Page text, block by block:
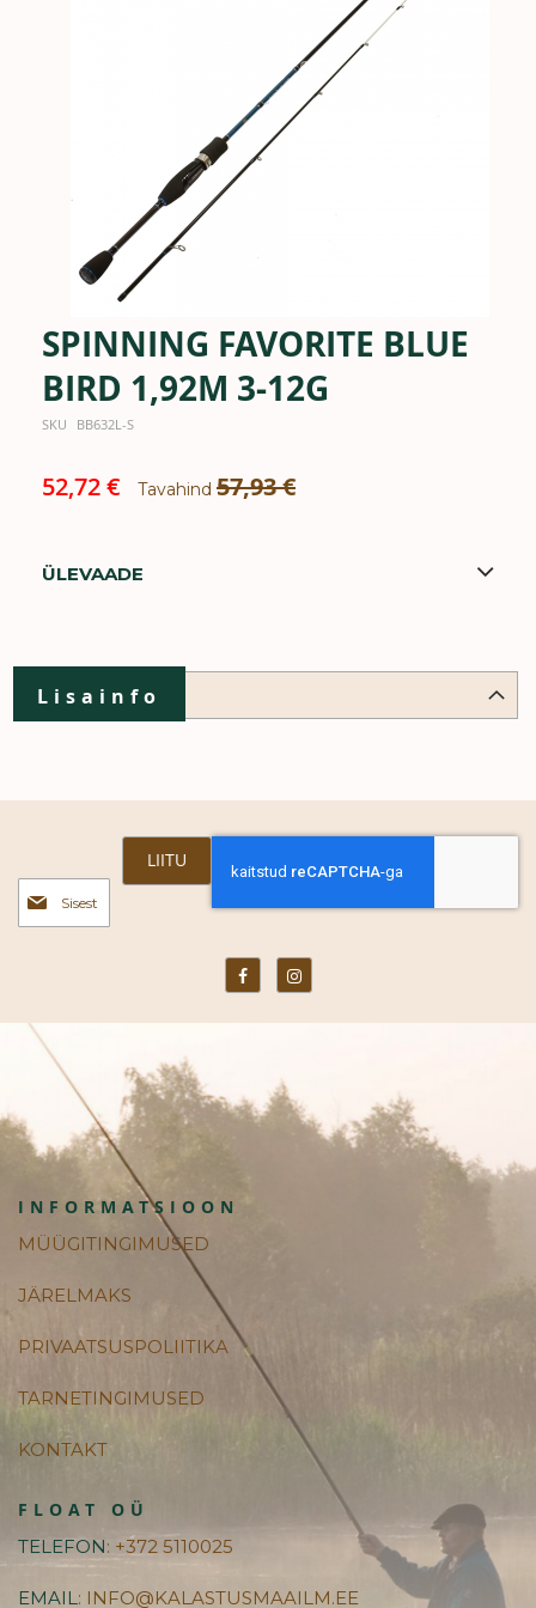
Skip
to
the
beginning
of
gallery
SPINNING FAVORITE BLUE
BIRD 1,92M 3-12G
SKU BB632L-S
Special
Price
52,72 € Tavahind 57,93 €
ÜLEVAADE
Lisainfo
uudiskirjaga:
LIITU
INFORMATSIOON
MÜÜGITINGIMUSED
JÄRELMAKS
PRIVAATSUSPOLIITIKA
TARNETINGIMUSED
KONTAKT
FLOAT OÜ
TELEFON: +372 5110025
EMAIL: INFO@KALASTUSMAAILM.EE